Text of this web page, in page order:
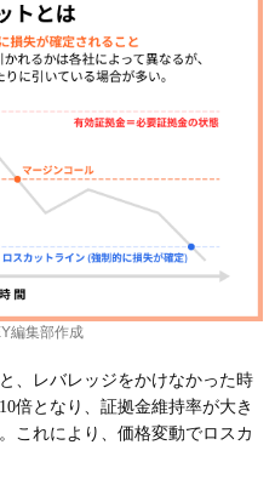
編集部作成
、レバレッジをかけなかった時
倍となり、証拠金維持率が大き
これにより、価格変動でロスカ